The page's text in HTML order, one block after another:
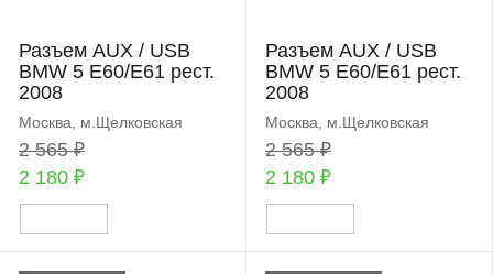
Разъем AUX / USB
BMW 5 E60/E61 рест.
2008
Москва, м.Щелковская
2 565 ₽
2 180 ₽
Разъем AUX / USB
BMW 5 E60/E61 рест.
2008
Москва, м.Щелковская
2 565 ₽
2 180 ₽